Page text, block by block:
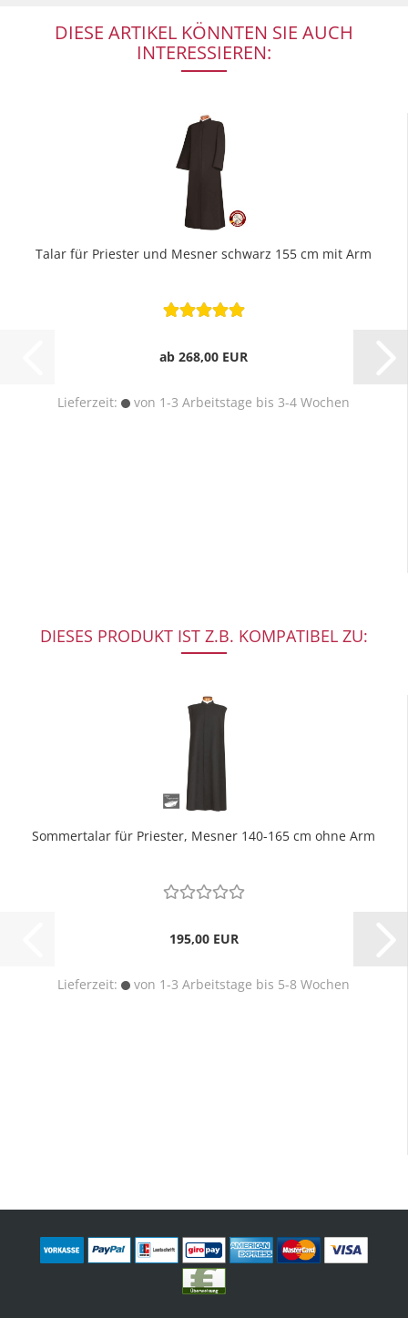
DIESE ARTIKEL KÖNNTEN SIE AUCH
INTERESSIEREN:
Talar für Priester und Mesner schwarz 155 cm mit Arm
ab 268,00 EUR
Lieferzeit: von 1-3 Arbeitstage bis 3-4 Wochen
DIESES PRODUKT IST Z.B. KOMPATIBEL ZU:
Sommertalar für Priester, Mesner 140-165 cm ohne Arm
195,00 EUR
Lieferzeit: von 1-3 Arbeitstage bis 5-8 Wochen